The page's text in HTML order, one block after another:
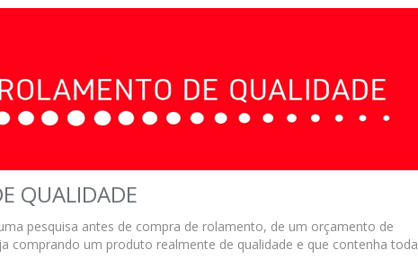
QUALIDADE
pesquisa antes de compra de rolamento, de um orçamento de
comprando um produto realmente de qualidade e que contenha toda